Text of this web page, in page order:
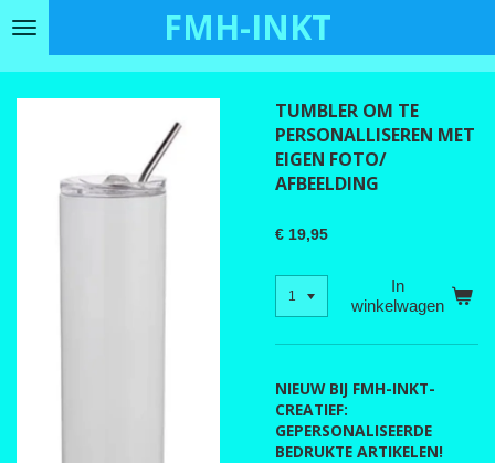
Ga
FMH-INKT
TUMBLER OM TE
PERSONALLISEREN MET
EIGEN FOTO/
AFBEELDING
€ 19,95
In
winkelwagen
NIEUW BIJ FMH-INKT-
CREATIEF:
GEPERSONALISEERDE
BEDRUKTE ARTIKELEN!